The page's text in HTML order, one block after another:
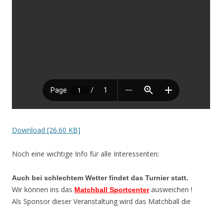
Download [26.60 KB]
Noch eine wichtige Info für alle Interessenten:
Auch bei schlechtem Wetter findet das Turnier statt.
Wir können ins das Matchball Sportcenterausweichen !
Als Sponsor dieser Veranstaltung wird das Matchball die